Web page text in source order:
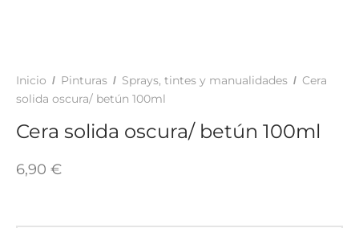
Inicio / Pinturas / Sprays, tintes y manualidades / Cera
solida oscura/ betún 100ml
Cera solida oscura/ betún 100ml
6,90 €